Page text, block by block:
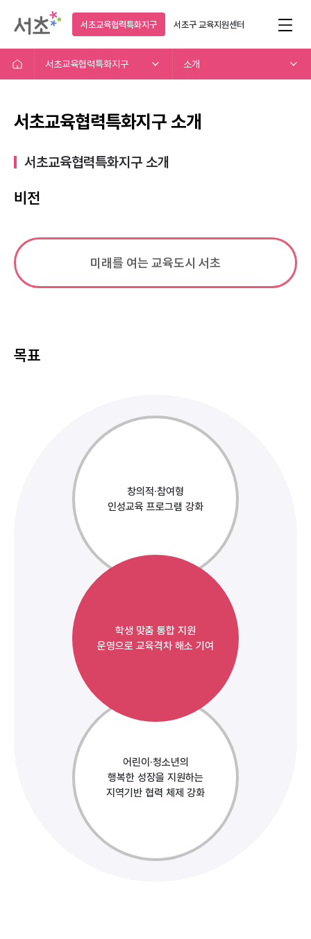
서초교육협력특화지구 서초구교육지원센터
서초교육협력특화지구 소개
서초교육협력특화지구 소개
서초교육협력특화지구 소개​
비전
미래를 여는 교육도시 서초
목표
창의적·참여형
인성교육 프로그램 강화
학생 맞춤 통합 지원
운영으로 교육격차 해소 기여
어린이·청소년의
행복한 성장을 지원하는
지역기반 협력 체제 강화